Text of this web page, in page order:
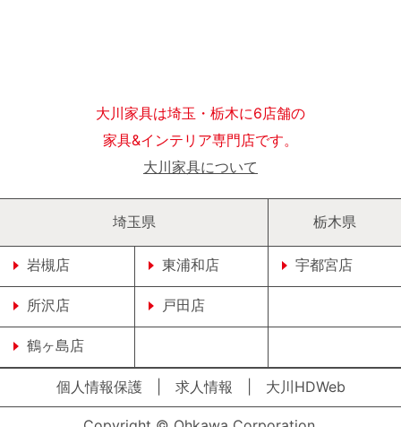
大川家具は埼玉・栃木に6店舗の
家具&インテリア専門店です。
大川家具について
埼玉県
岩槻店 東浦和店
所沢店 戸田店
鶴ヶ島店
栃木県
宇都宮店
個人情報保護| 求人情報 大川HDWeb